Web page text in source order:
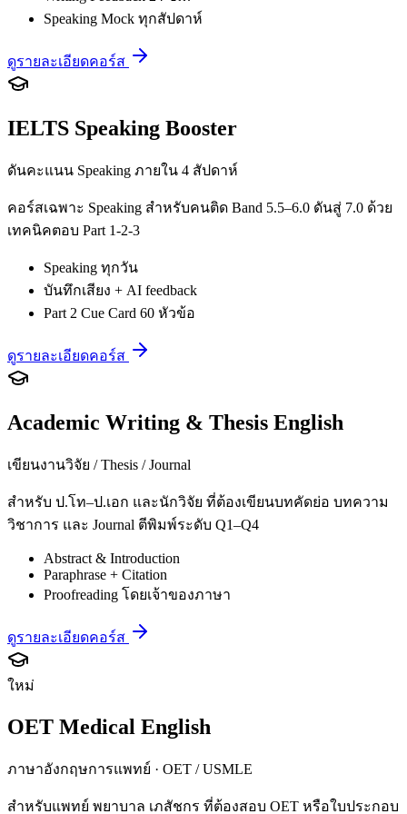
Speaking Mock ทุกสัปดาห์
ดูรายละเอียดคอร์ส
IELTS Speaking Booster
ดันคะแนน Speaking ภายใน 4 สัปดาห์
คอร์สเฉพาะ Speaking สำหรับคนติด Band 5.5–6.0 ดันสู่ 7.0 ด้วย
เทคนิคตอบ Part 1-2-3
Speaking ทุกวัน
บันทึกเสียง + AI feedback
Part 2 Cue Card 60 หัวข้อ
ดูรายละเอียดคอร์ส
Academic Writing & Thesis English
เขียนงานวิจัย / Thesis / Journal
สำหรับ ป.โท–ป.เอก และนักวิจัย ที่ต้องเขียนบทคัดย่อ บทความ
วิชาการ และ Journal ตีพิมพ์ระดับ Q1–Q4
Abstract & Introduction
Paraphrase + Citation
Proofreading โดยเจ้าของภาษา
ดูรายละเอียดคอร์ส
ใหม่
OET Medical English
ภาษาอังกฤษการแพทย์ · OET / USMLE
สำหรับแพทย์ พยาบาล เภสัชกร ที่ต้องสอบ OET หรือใบประกอบ